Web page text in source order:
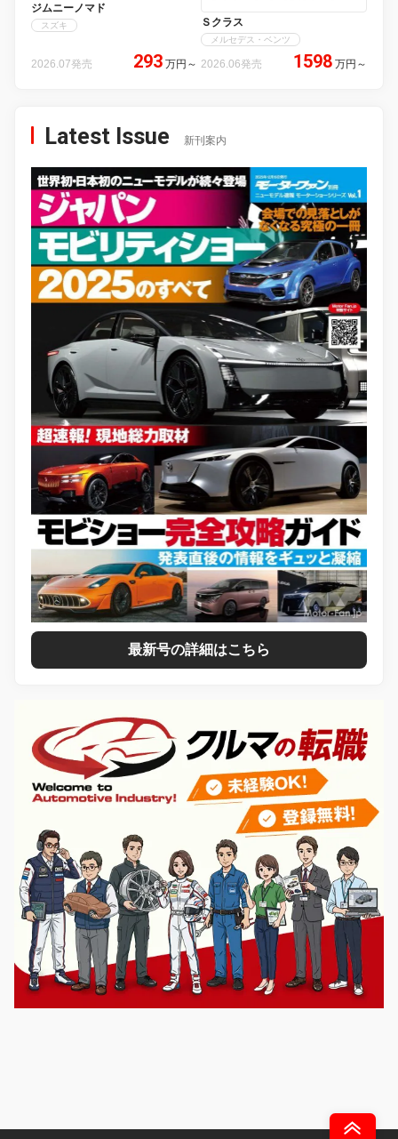
ジムニーノマド
スズキ
2026.07発売 293 万円 ～
Ｓクラス
メルセデス・ベンツ
2026.06発売 1598 万円 ～
Latest Issue 新刊案内
最新号の詳細はこちら